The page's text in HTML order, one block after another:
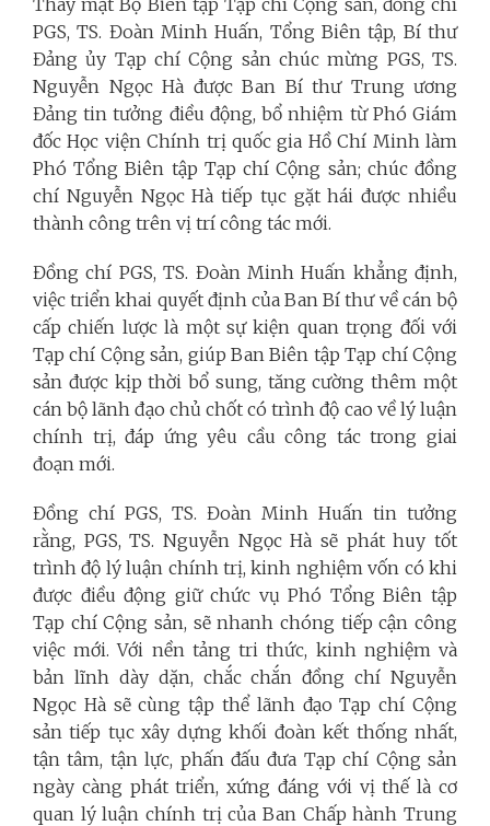
PGS, TS. Đoàn Minh Huấn, Tổng Biên tập, Bí thư
Đảng ủy Tạp chí Cộng sản chúc mừng PGS, TS.
Nguyễn Ngọc Hà được Ban Bí thư Trung ương
Đảng tin tưởng điều động, bổ nhiệm từ Phó Giám
đốc Học viện Chính trị quốc gia Hồ Chí Minh làm
Phó Tổng Biên tập Tạp chí Cộng sản; chúc đồng
chí Nguyễn Ngọc Hà tiếp tục gặt hái được nhiều
thành công trên vị trí công tác mới.
Đồng chí PGS, TS. Đoàn Minh Huấn khẳng định,
việc triển khai quyết định của Ban Bí thư về cán bộ
cấp chiến lược là một sự kiện quan trọng đối với
Tạp chí Cộng sản, giúp Ban Biên tập Tạp chí Cộng
sản được kịp thời bổ sung, tăng cường thêm một
cán bộ lãnh đạo chủ chốt có trình độ cao về lý luận
chính trị, đáp ứng yêu cầu công tác trong giai
đoạn mới.
Đồng chí PGS, TS. Đoàn Minh Huấn tin tưởng
rằng, PGS, TS. Nguyễn Ngọc Hà sẽ phát huy tốt
trình độ lý luận chính trị, kinh nghiệm vốn có khi
được điều động giữ chức vụ Phó Tổng Biên tập
Tạp chí Cộng sản, sẽ nhanh chóng tiếp cận công
việc mới. Với nền tảng tri thức, kinh nghiệm và
bản lĩnh dày dặn, chắc chắn đồng chí Nguyễn
Ngọc Hà sẽ cùng tập thể lãnh đạo Tạp chí Cộng
sản tiếp tục xây dựng khối đoàn kết thống nhất,
tận tâm, tận lực, phấn đấu đưa Tạp chí Cộng sản
ngày càng phát triển, xứng đáng với vị thế là cơ
quan lý luận chính trị của Ban Chấp hành Trung